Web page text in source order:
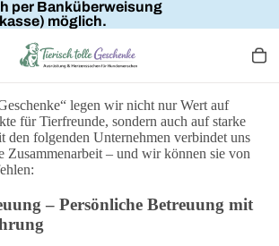
per Banküberweisung
möglich.
legen wir nicht nur Wert auf
für Tierfreunde, sondern auch auf starke
den folgenden Unternehmen verbindet uns
Zusammenarbeit – und wir können sie von
– Persönliche Betreuung mit